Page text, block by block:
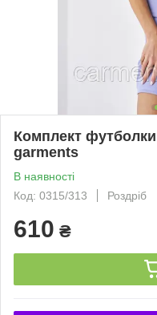
Комплект
garments
В наявності
Код: 0315/313
Роздріб
610 ₴